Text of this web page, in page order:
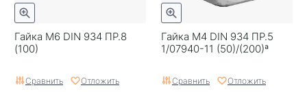
Гайка М6 DIN 934 ПР.8
(100)
Сравнить Отложить
Гайка М4 DIN 934 ПР.5
1/07940-11 (50)/(200)ª
Сравнить Отложить